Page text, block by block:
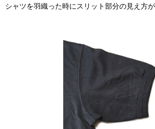
シャツを羽織った時にスリット部分の見え方が